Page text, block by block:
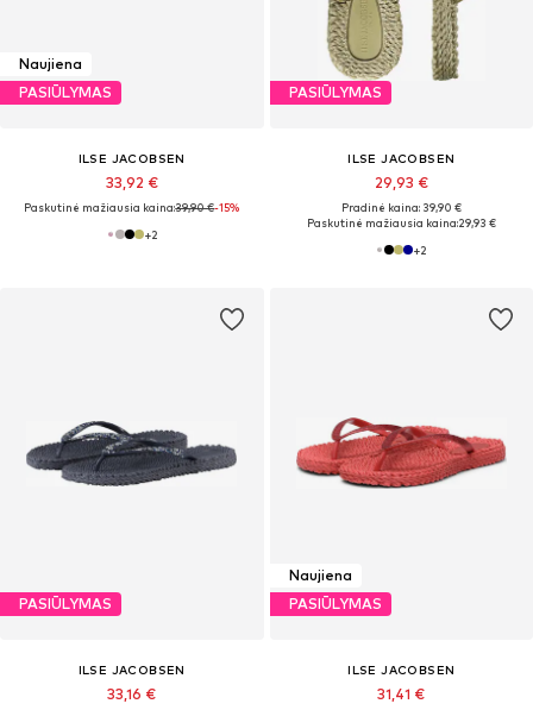
Naujiena
PASIŪLYMAS
ILSE JACOBSEN
33,92 €
Paskutinė mažiausia kaina:39,90 €-15%
+2
PASIŪLYMAS
ILSE JACOBSEN
29,93 €
Pradinė kaina: 39,90 €
Paskutinė mažiausia kaina:29,93 €
+2
PASIŪLYMAS
ILSE JACOBSEN
33,16 €
Naujiena
PASIŪLYMAS
ILSE JACOBSEN
31,41 €